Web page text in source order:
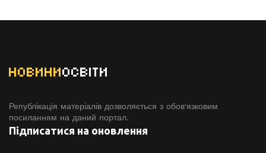
НОВИНИОСВІТИ
Републікація матеріалів дозволяється з обов'язковим
посиланням на даний портал.
Підписатися на оновлення